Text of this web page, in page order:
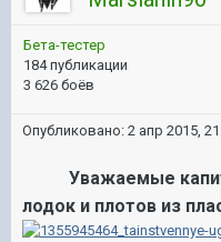
Бета-тестер
184 публикации
3 626 боёв
Опубликовано: 2 апр 2015,
Уважаемые
лодок и плотов из